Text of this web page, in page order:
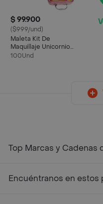
$ 99.900
($999/und)
Maleta Kit De
Maquillaje Unicornio
Niñas Juguete
100Und
Top Marcas y Cadenas
Encuéntranos en estos